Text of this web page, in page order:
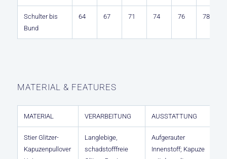
Schulter bis
Bund
64 67 71 74 76 78
MATERIAL & FEATURES
MATERIAL VERARBEITUNG AUSSTATTUNG
Stier Glitzer-
Kapuzenpullover
Langlebige,
schadstofffreie
Aufgerauter
Innenstoff; Kapuze